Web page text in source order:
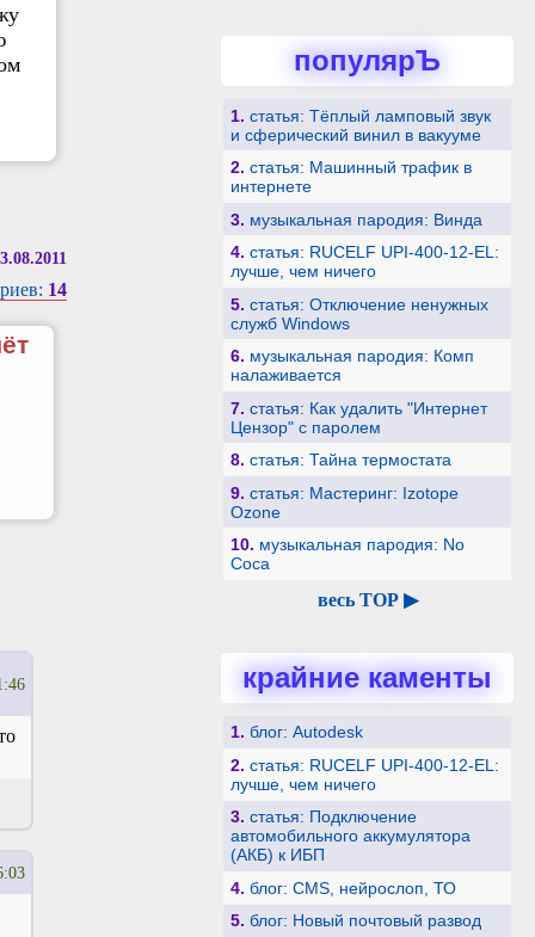
14
популярЪ
1. статья: Тёплый ламповый звук
и сферический винил в вакууме
2. статья: Машинный трафик в
интернете
3. музыкальная пародия: Винда
4. статья: RUCELF UPI-400-12-EL:
лучше, чем ничего
5. статья: Отключение ненужных
служб Windows
6. музыкальная пародия: Комп
налаживается
7. статья: Как удалить "Интернет
Цензор" с паролем
8. статья: Тайна термостата
9. статья: Мастеринг: Izotope
Ozone
10. музыкальная пародия: No
Coca
весь TOP ▶
крайние каменты
1. блог: Autodesk
2. статья: RUCELF UPI-400-12-EL:
лучше, чем ничего
3. статья: Подключение
автомобильного аккумулятора
(АКБ) к ИБП
4. блог: CMS, нейрослоп, ТО
5. блог: Новый почтовый развод